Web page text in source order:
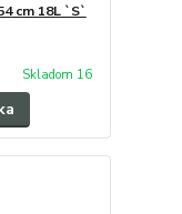
cm 18L `S`
Skladom 16